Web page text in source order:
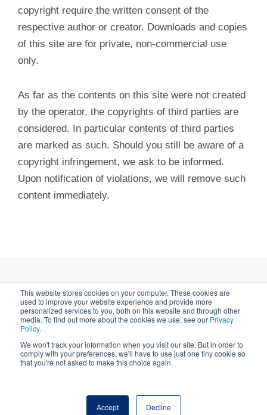
This website stores cookies on your computer. These cookies are
used to improve your website experience and provide more
personalized services to you, both on this website and through other
media. To find out more about the cookies we use, see our Privacy
Policy.
We won't track your information when you visit our site. But in order to
comply with your preferences, we'll have to use just one tiny cookie so
that you're not asked to make this choice again.
Accept Decline
copyright require the written consent of the
respective author or creator. Downloads and copies
of this site are for private, non-commercial use
only.
As far as the contents on this site were not created
by the operator, the copyrights of third parties are
considered. In particular contents of third parties
are marked as such. Should you still be aware of a
copyright infringement, we ask to be informed.
Upon notification of violations, we will remove such
content immediately.
Privacy Notice & Cookies
Impressum
© 2026 Quantifoil Micro Tools GmbH - part of SPT
Labtech